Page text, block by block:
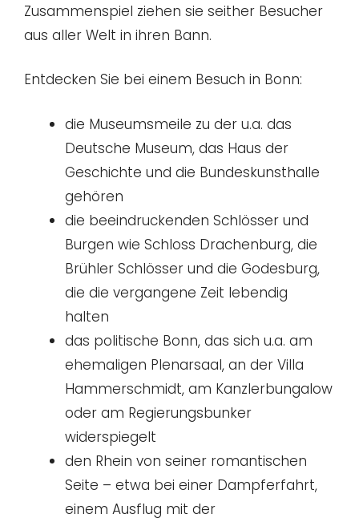
Zusammenspiel ziehen sie seither Besucher
aus aller Welt in ihren Bann.
Entdecken Sie bei einem Besuch in Bonn:
die Museumsmeile zu der u.a. das
Deutsche Museum, das Haus der
Geschichte und die Bundeskunsthalle
gehören
die beeindruckenden Schlösser und
Burgen wie Schloss Drachenburg, die
Brühler Schlösser und die Godesburg,
die die vergangene Zeit lebendig
halten
das politische Bonn, das sich u.a. am
ehemaligen Plenarsaal, an der Villa
Hammerschmidt, am Kanzlerbungalow
oder am Regierungsbunker
widerspiegelt
den Rhein von seiner romantischen
Seite – etwa bei einer Dampferfahrt,
einem Ausflug mit der